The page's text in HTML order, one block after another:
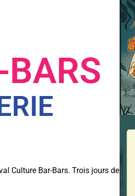
BARS
Culture Bar-Bars. Trois jours de